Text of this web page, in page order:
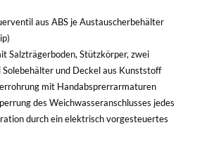
aus ABS je Austauscherbehälter
Salzträgerboden, Stützkörper, zwei
Solebehälter und Deckel aus Kunststoff
mit Handabsprerrarmaturen
des Weichwasseranschlusses jedes
durch ein elektrisch vorgesteuertes